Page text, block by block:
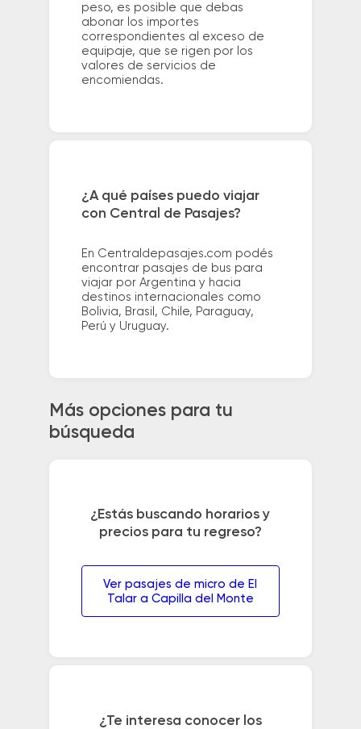
peso, es posible que debas
abonar los importes
correspondientes al exceso de
equipaje, que se rigen por los
valores de servicios de
encomiendas.
¿A qué países puedo viajar
con Central de Pasajes?
En Centraldepasajes.com podés
encontrar pasajes de bus para
viajar por Argentina y hacia
destinos internacionales como
Bolivia, Brasil, Chile, Paraguay,
Perú y Uruguay.
Más opciones para tu
búsqueda
¿Estás buscando horarios y
precios para tu regreso?
Ver pasajes de micro de El
Talar a Capilla del Monte
¿Te interesa conocer los